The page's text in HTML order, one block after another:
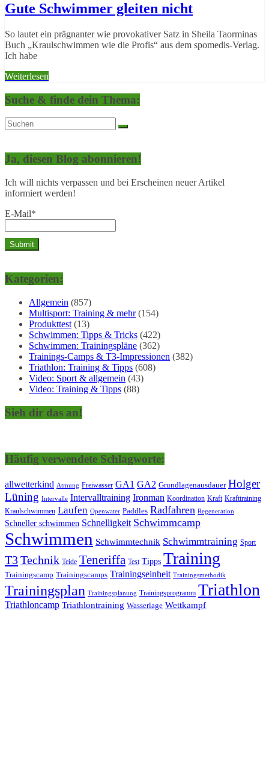
Gute Schwimmer gleiten nicht
So lautet ein prägnanter wie provokativer Satz in Sheila Taorminas
Buch „Kraulschwimmen wie die Profis“ aus dem spomedis-Verlag.
Ich habe
Weiterlesen
Suche & finde dein Thema:
Ja, diesen Blog abonnieren!
Ich will nichts verpassen und bei Erscheinen neuer Artikel
informiert werden!
E-Mail*
Kategorien:
Allgemein (857)
Multisport: Training & mehr(154)
Produkttest (13)
Schwimmen: Tipps & Tricks (422)
Schwimmen: Trainingspläne (362)
Trainings-Camps & T3-Impressionen (382)
Triathlon: Training & Tipps (608)
Video: Sport & allgemein (43)
Video: Training & Tipps (88)
Sieh dir das an!
Häufig verwendete Schlagworte:
allwetterkind Atmung Freiwasser GA1 GA2 Grundlagenausdauer Holger
Lüning Intervalle Intervalltraining Ironman Koordination Kraft Krafttraining
Kraulschwimmen Laufen Openwater Paddles Radfahren Regeneration
Schneller schwimmen Schnelligkeit Schwimmcamp
Schwimmen Schwimmtechnik Schwimmtraining Sport
T3Technik Teide Teneriffa Test Tipps Training
Trainingscamp Trainingscamps Trainingseinheit Trainingsmethodik
Trainingsplan Trainingsplanung Trainingsprogramm Triathlon
Triathloncamp Triathlontraining Wasserlage Wettkampf